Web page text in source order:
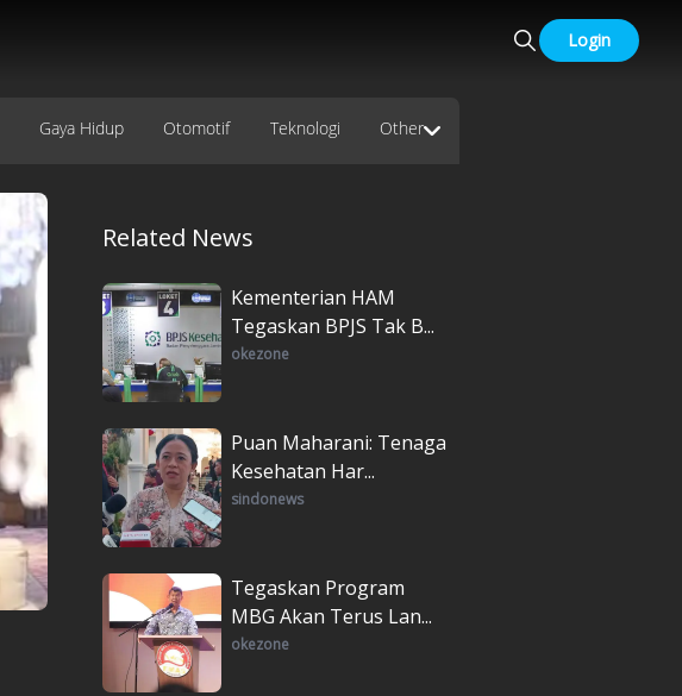
Login
Gaya Hidup Otomotif Teknologi Other
Related News
Kementerian HAM
Tegaskan BPJS Tak B...
okezone
Puan Maharani: Tenaga
Kesehatan Har...
sindonews
Tegaskan Program
MBG Akan Terus Lan...
okezone